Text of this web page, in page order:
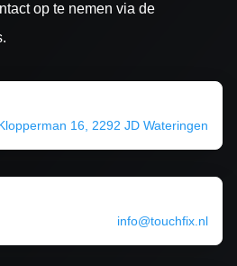
op te nemen via de
16, 2292 JD Wateringen
info@touchfix.nl